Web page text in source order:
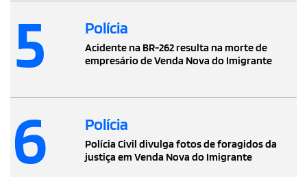
5 Polícia
Acidente na BR-262 resulta na morte de
empresário de Venda Nova do Imigrante
6 Polícia
Polícia Civil divulga fotos de foragidos da
justiça em Venda Nova do Imigrante